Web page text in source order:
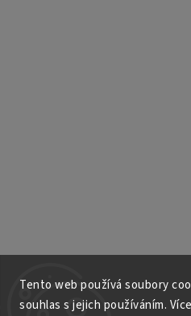
Tento web používá soubory
souhlas s jejich používáním.
práva vyhrazena.